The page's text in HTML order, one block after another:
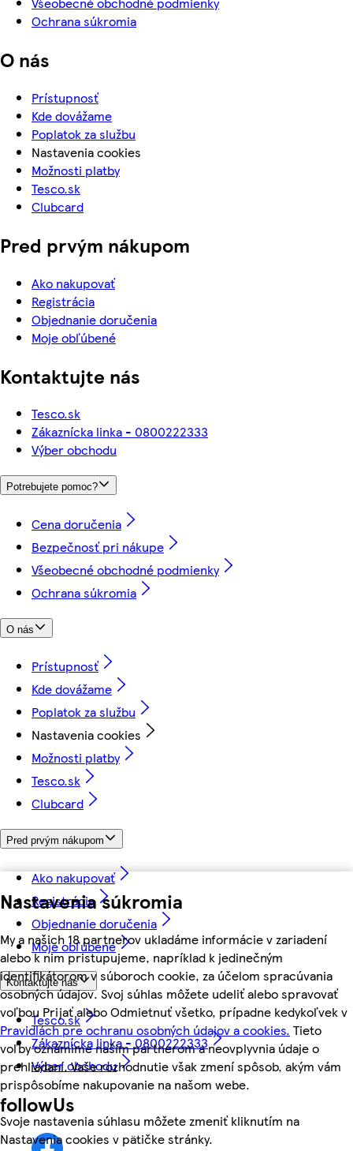
Nastavenia súkromia
My a našich 18 partnerov ukladáme informácie v zariadení
alebo k nim pristupujeme, napríklad k jedinečným
identifikátorom v súboroch cookie, za účelom spracúvania
osobných údajov. Svoj súhlas môžete udeliť alebo spravovať
voľbou Prijať alebo Odmietnuť všetko, prípadne kedykoľvek v
Pravidlách pre ochranu osobných údajov a cookies. Tieto
voľby oznámime našim partnerom a neovplyvnia údaje o
prehliadaní. Vaše rozhodnutie však zmení spôsob, akým vám
prispôsobíme nakupovanie na našom webe.
Svoje nastavenia súhlasu môžete zmeniť kliknutím na
Nastavenia cookies v pätičke stránky.
Ochrana súkromia
O nás
Prístupnosť
Kde dovážame
Poplatok za službu
Nastavenia cookies
Možnosti platby
Tesco.sk
Clubcard
Pred prvým nákupom
Ako nakupovať
Registrácia
Objednanie doručenia
Moje obľúbené
Kontaktujte nás
Tesco.sk
Zákaznícka linka - 0800222333
Výber obchodu
Potrebujete pomoc?
Cena doručenia
Bezpečnosť pri nákupe
Všeobecné obchodné podmienky
Ochrana súkromia
O nás
Prístupnosť
Kde dovážame
Poplatok za službu
Nastavenia cookies
Možnosti platby
Tesco.sk
Clubcard
Pred prvým nákupom
Ako nakupovať
Registrácia
Objednanie doručenia
Moje obľúbené
Kontaktujte nás
Tesco.sk
Zákaznícka linka - 0800222333
Výber obchodu
followUs